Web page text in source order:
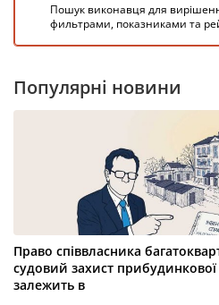
Пошук виконавця для
фильтрами, показниками та
Популярні новини
Право співвласника
судовий захист прибудинкової
залежить в